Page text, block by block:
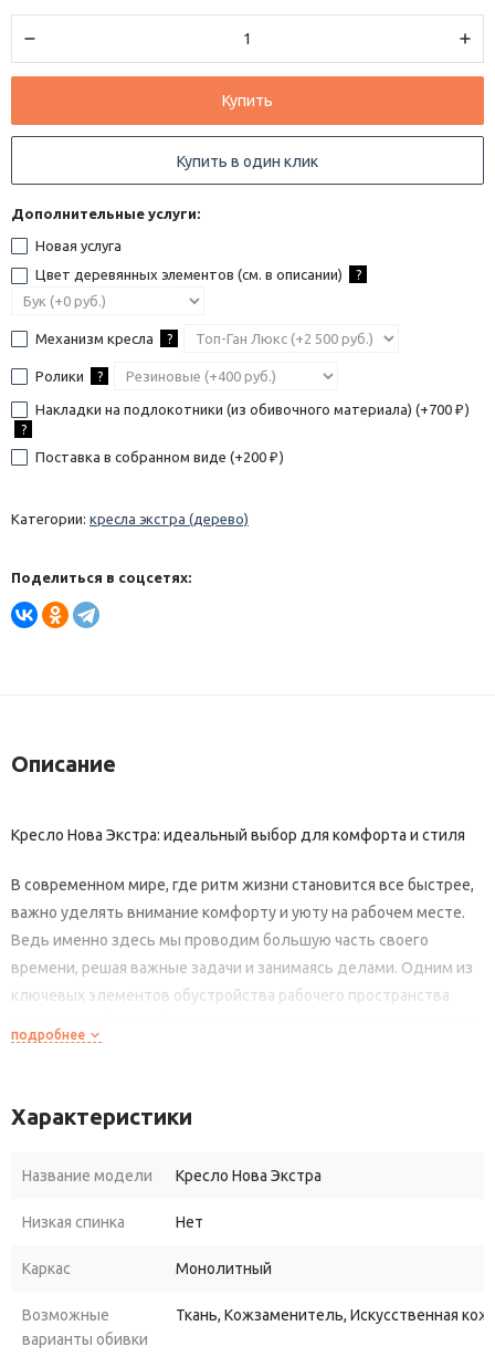
Купить
Купить в один клик
Дополнительные услуги:
Новая услуга
Цвет деревянных элементов (см. в описании)
?
Механизм кресла ?
Ролики ?
Накладки на подлокотники (из обивочного материала) (+700 ₽ )
?
Поставка в собранном виде (+200 ₽ )
Категории: кресла экстра (дерево)
Поделиться в соцсетях:
Описание
Кресло Нова Экстра: идеальный выбор для комфорта и стиля
В современном мире, где ритм жизни становится все быстрее,
важно уделять внимание комфорту и уюту на рабочем месте.
Ведь именно здесь мы проводим большую часть своего
времени, решая важные задачи и занимаясь делами. Одним из
ключевых элементов обустройства рабочего пространства
дизайн, эргономику и современные технологии. Оно станет
домашний офис или рабочее помещение компании.
Главной особенностью кресла Нова Экстра является его
эргономичность, позволяющая разгрузить позвоночник и снять
подголовником и поясничной поддержке, пользователь
сможет забыть о боли в спине и шее после долгого рабочего
подробнее
Характеристики
Название модели Кресло Нова Экстра
Низкая спинка Нет
Каркас Монолитный
Возможные
варианты обивки
Ткань, Кожзаменитель, Искусственная